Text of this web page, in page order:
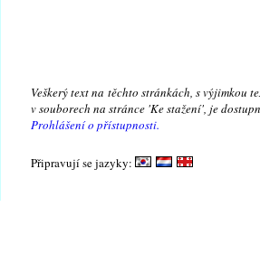
Veškerý text na těchto stránkách, s výjimkou
v souborech na stránce 'Ke stažení', je
Prohlášení o přístupnosti.
Připravují se jazyky: